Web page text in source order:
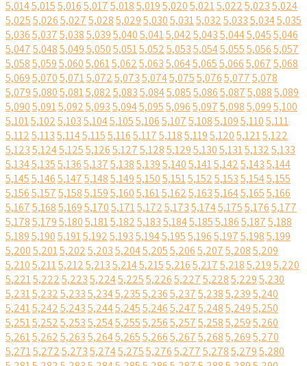
5,0145,0155,0165,0175,0185,0195,0205,0215,0225,0235,024
5,0255,0265,0275,0285,0295,0305,0315,0325,0335,0345,035
5,0365,0375,0385,0395,0405,0415,0425,0435,0445,0455,046
5,0475,0485,0495,0505,0515,0525,0535,0545,0555,0565,057
5,0585,0595,0605,0615,0625,0635,0645,0655,0665,0675,068
5,0695,0705,0715,0725,0735,0745,0755,0765,0775,078
5,0795,0805,0815,0825,0835,0845,0855,0865,0875,0885,089
5,0905,0915,0925,0935,0945,0955,0965,0975,0985,0995,100
5,1015,1025,1035,1045,1055,1065,1075,1085,1095,1105,111
5,1125,1135,1145,1155,1165,1175,1185,1195,1205,1215,122
5,1235,1245,1255,1265,1275,1285,1295,1305,1315,1325,133
5,1345,1355,1365,1375,1385,1395,1405,1415,1425,1435,144
5,1455,1465,1475,1485,1495,1505,1515,1525,1535,1545,155
5,1565,1575,1585,1595,1605,1615,1625,1635,1645,1655,166
5,1675,1685,1695,1705,1715,1725,1735,1745,1755,1765,177
5,1785,1795,1805,1815,1825,1835,1845,1855,1865,1875,188
5,1895,1905,1915,1925,1935,1945,1955,1965,1975,1985,199
5,2005,2015,2025,2035,2045,2055,2065,2075,2085,209
5,2105,2115,2125,2135,2145,2155,2165,2175,2185,2195,220
5,2215,2225,2235,2245,2255,2265,2275,2285,2295,230
5,2315,2325,2335,2345,2355,2365,2375,2385,2395,240
5,2415,2425,2435,2445,2455,2465,2475,2485,2495,250
5,2515,2525,2535,2545,2555,2565,2575,2585,2595,260
5,2615,2625,2635,2645,2655,2665,2675,2685,2695,270
5,2715,2725,2735,2745,2755,2765,2775,2785,2795,280